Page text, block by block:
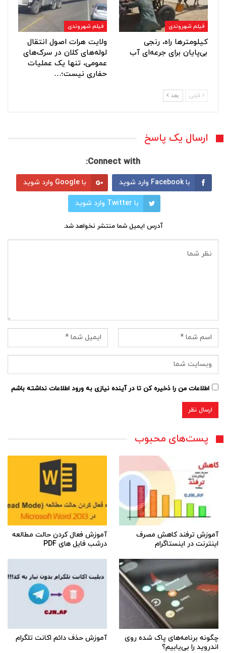
فیلم شهروندی
کیلومترها راه، رنجی
بی‌پایان برای جرعه‌ای آب
فیلم شهروندی
ولایت هرات اصول انتقال
لوله‌های کلان در سرک‌های
عمومی، تنها یک عملیات
حفاری نیست؛…
قبلی بعد
ارسال یک پاسخ
Connect with:
با Facebook وارد شوید با Google وارد شوید
با Twitter وارد شوید
آدرس ایمیل شما منتشر نخواهد شد.
اطلاعات من را ذخیره کن تا در آینده نیازی به ورود اطلاعات نداشته باشم
پست‌های محبوب
آموزش ترفند کاهش مصرف
اینترنت در اینستاگرام
آموزش فعال کردن حالت مطالعه
درشب فایل های PDF
چگونه برنامه‌های پاک شده روی
اندروید را بی‌یابیم؟
آموزش حذف دائم اکانت تلگرام